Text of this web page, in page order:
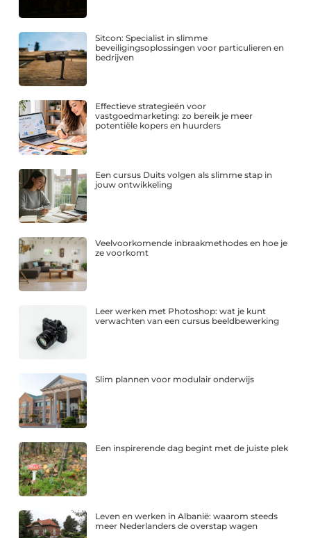
Sitcon: Specialist in slimme
beveiligingsoplossingen voor particulieren en
bedrijven
Effectieve strategieën voor
vastgoedmarketing: zo bereik je meer
potentiële kopers en huurders
Een cursus Duits volgen als slimme stap in
jouw ontwikkeling
Veelvoorkomende inbraakmethodes en hoe je
ze voorkomt
Leer werken met Photoshop: wat je kunt
verwachten van een cursus beeldbewerking
Slim plannen voor modulair onderwijs
Een inspirerende dag begint met de juiste plek
Leven en werken in Albanië: waarom steeds
meer Nederlanders de overstap wagen